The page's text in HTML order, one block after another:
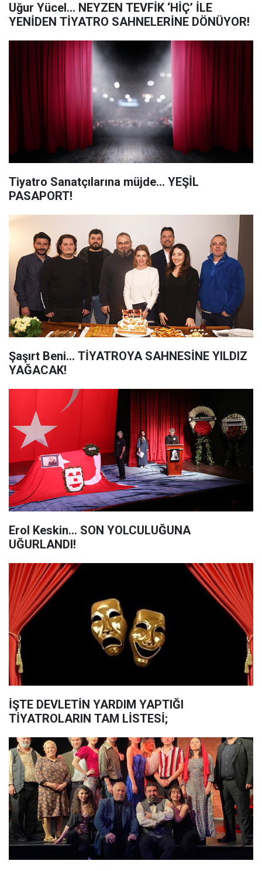
Uğur Yücel... NEYZEN TEVFİK ‘HİÇ’ İLE
YENİDEN TİYATRO SAHNELERİNE DÖNÜYOR!
Tiyatro Sanatçılarına müjde... YEŞİL
PASAPORT!
Şaşırt Beni... TİYATROYA SAHNESİNE YILDIZ
YAĞACAK!
Erol Keskin... SON YOLCULUĞUNA
UĞURLANDI!
İŞTE DEVLETİN YARDIM YAPTIĞI
TİYATROLARIN TAM LİSTESİ;